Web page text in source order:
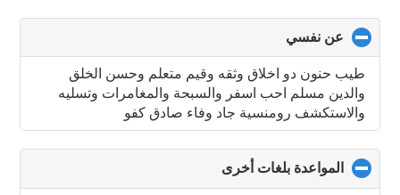
عن نفسي
to
collapse
contents
طيب حنون دو اخلاق وثقه وقيم متعلم وحسن الخلق
والدين مسلم احب اسفر والسبحة والمغامرات وتسليه
والاستكشف رومنسية جاد وفاء صادق كفو
المواعدة بلغات أخرى
to